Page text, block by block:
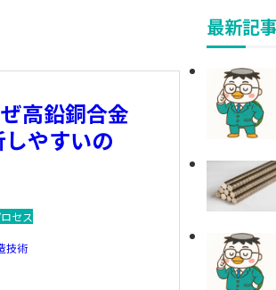
高鉛銅合金
しやすいの
セス
技術
最新記